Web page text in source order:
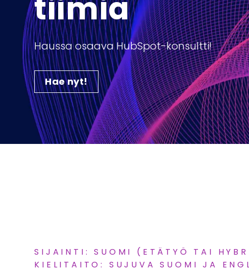
tiimiä
Haussa osaava HubSpot-konsultti!
Hae nyt!
SIJAINTI: SUOMI (ETÄTYÖ TAI
KIELITAITO: SUJUVA SUOMI JA